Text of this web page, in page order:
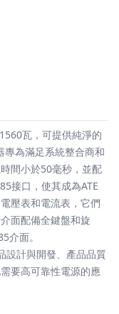
瓦，可提供純淨的
專為滿足系統整合商和
間小於50毫秒，並配
接口，使其成為ATE
壓表和電流表，它們
面配備全鍵盤和旋
介面。
設計與開發、產品品質
要高可靠性電源的應